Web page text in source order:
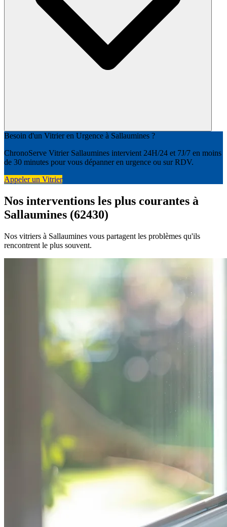
Besoin d'un Vitrier en Urgence à Sallaumines ?
ChronoServe Vitrier Sallaumines intervient 24H/24 et 7J/7 en moins
de 30 minutes pour vous dépanner en urgence ou sur RDV.
Appeler un Vitrier
Nos interventions les plus courantes à
Sallaumines (62430)
Nos vitriers à Sallaumines vous partagent les problèmes qu'ils
rencontrent le plus souvent.